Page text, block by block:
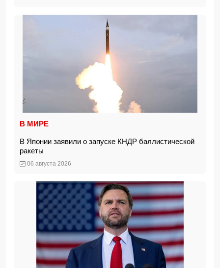
В МИРЕ
В Японии заявили о запуске КНДР баллистической
ракеты
06 августа 2026